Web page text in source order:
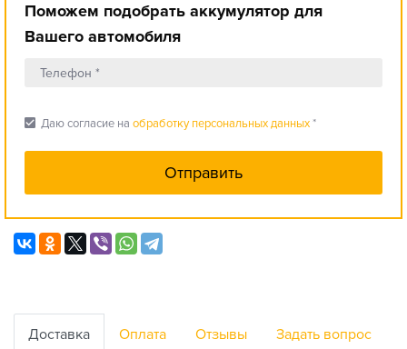
Поможем подобрать аккумулятор для
Вашего автомобиля
check_box Даю согласие на обработку персональных данных*
Доставка Оплата Отзывы Задать вопрос